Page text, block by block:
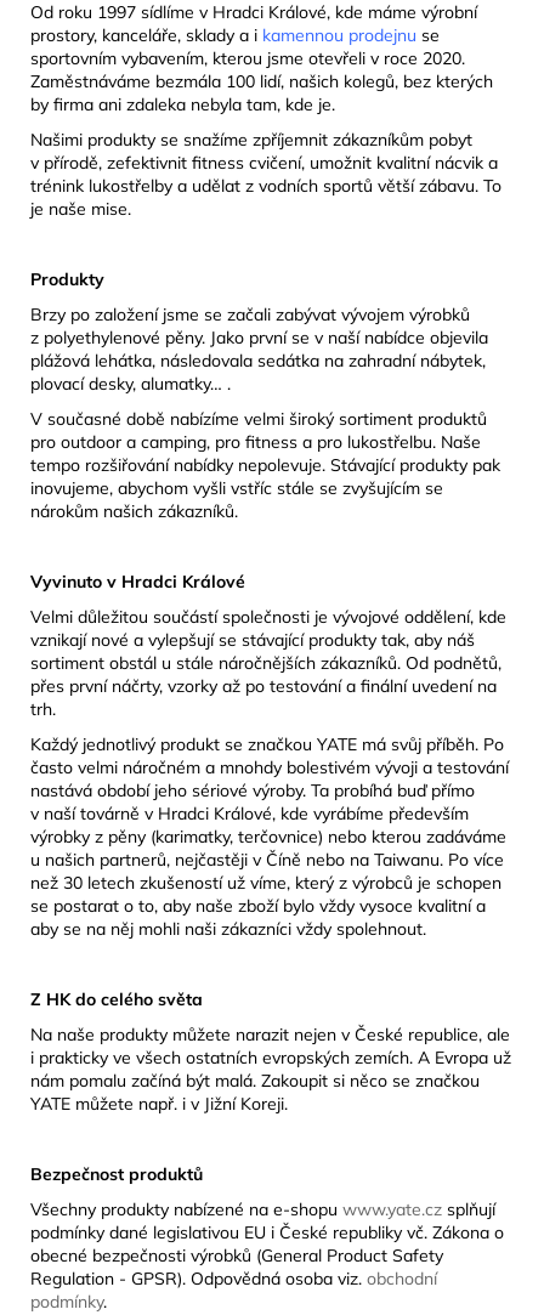
Od roku 1997 sídlíme v Hradci Králové, kde máme výrobní
prostory, kanceláře, sklady a i kamennou prodejnu se
sportovním vybavením, kterou jsme otevřeli v roce 2020.
Zaměstnáváme bezmála 100 lidí, našich kolegů, bez kterých
by firma ani zdaleka nebyla tam, kde je.
Našimi produkty se snažíme zpříjemnit zákazníkům pobyt
v přírodě, zefektivnit fitness cvičení, umožnit kvalitní nácvik a
trénink lukostřelby a udělat z vodních sportů větší zábavu. To
je naše mise.
Produkty
Brzy po založení jsme se začali zabývat vývojem výrobků
z polyethylenové pěny. Jako první se v naší nabídce objevila
plážová lehátka, následovala sedátka na zahradní nábytek,
plovací desky, alumatky… .
V současné době nabízíme velmi široký sortiment produktů
pro outdoor a camping, pro fitness a pro lukostřelbu. Naše
tempo rozšiřování nabídky nepolevuje. Stávající produkty pak
inovujeme, abychom vyšli vstříc stále se zvyšujícím se
nárokům našich zákazníků.
Vyvinuto v Hradci Králové
Velmi důležitou součástí společnosti je vývojové oddělení, kde
vznikají nové a vylepšují se stávající produkty tak, aby náš
sortiment obstál u stále náročnějších zákazníků. Od podnětů,
přes první náčrty, vzorky až po testování a finální uvedení na
trh.
Každý jednotlivý produkt se značkou YATE má svůj příběh. Po
často velmi náročném a mnohdy bolestivém vývoji a testování
nastává období jeho sériové výroby. Ta probíhá buď přímo
v naší továrně v Hradci Králové, kde vyrábíme především
výrobky z pěny (karimatky, terčovnice) nebo kterou zadáváme
u našich partnerů, nejčastěji v Číně nebo na Taiwanu. Po více
než 30 letech zkušeností už víme, který z výrobců je schopen
se postarat o to, aby naše zboží bylo vždy vysoce kvalitní a
aby se na něj mohli naši zákazníci vždy spolehnout.
Z HK do celého světa
Na naše produkty můžete narazit nejen v České republice, ale
i prakticky ve všech ostatních evropských zemích. A Evropa už
nám pomalu začíná být malá. Zakoupit si něco se značkou
YATE můžete např. i v Jižní Koreji.
Bezpečnost produktů
Všechny produkty nabízené na e-shopu www.yate.cz splňují
podmínky dané legislativou EU i České republiky vč. Zákona o
obecné bezpečnosti výrobků (General Product Safety
Regulation - GPSR). Odpovědná osoba viz. obchodní
podmínky.